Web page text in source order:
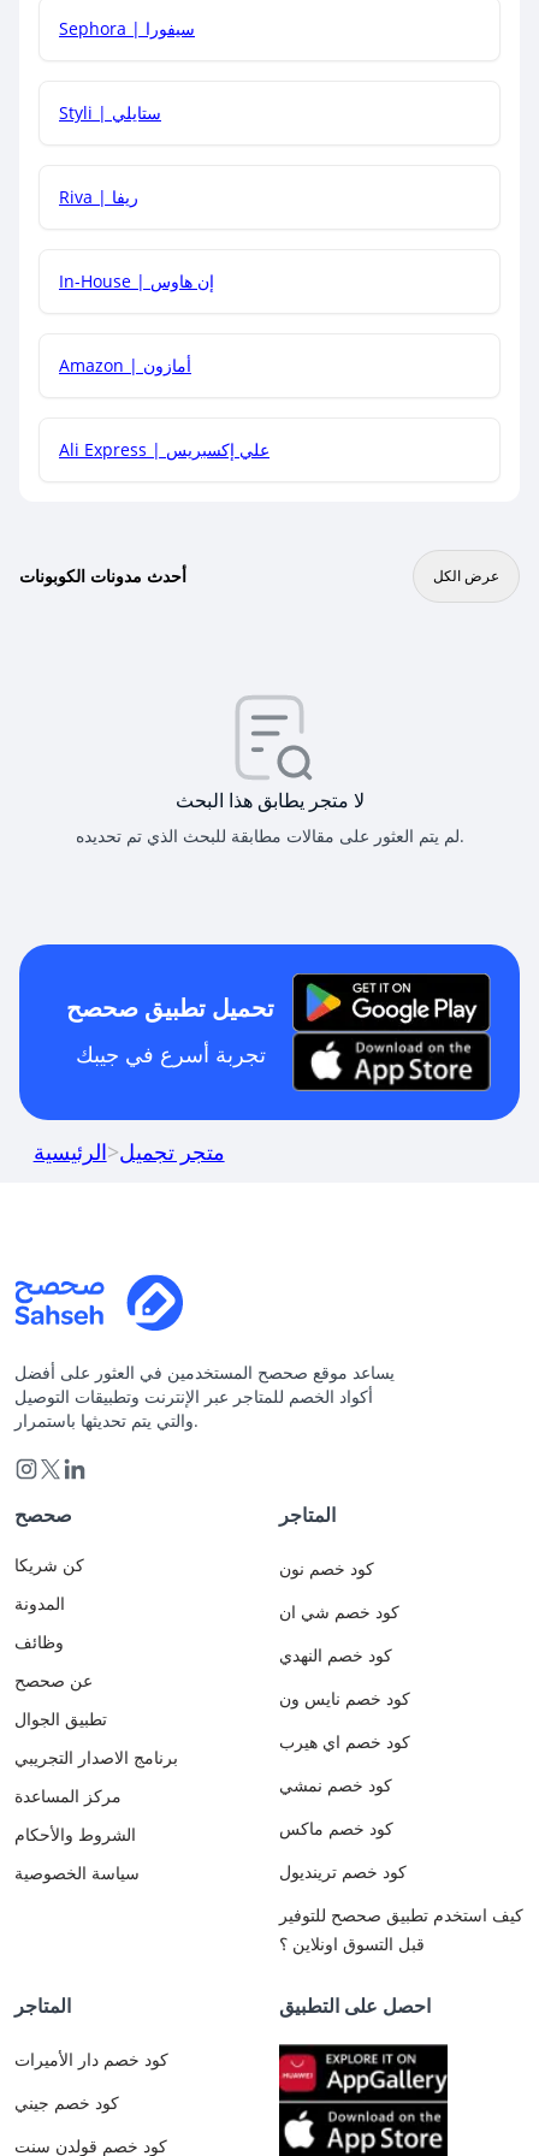
هل يمكنني جمع كود خصم مع العروض الأخرى؟
Sephora | سيفورا
Styli | ستايلي
Riva | ريفا
In-House | إن هاوس
Amazon | أمازون
Ali Express | علي إكسبريس
أحدث مدونات الكوبونات عرض الكل
لا متجر يطابق هذا البحث
لم يتم العثور على مقالات مطابقة للبحث الذي تم تحديده.
تحميل تطبيق صحصح
تجربة أسرع في جيبك
الرئيسية>متجر تجميل
يساعد موقع صحصح المستخدمين في العثور على أفضل
أكواد الخصم للمتاجر عبر الإنترنت وتطبيقات التوصيل
والتي يتم تحديثها باستمرار.
صحصح
كن شريكا
المدونة
وظائف
عن صحصح
تطبيق الجوال
برنامج الاصدار التجريبي
مركز المساعدة
الشروط والأحكام
سياسة الخصوصية
المتاجر
كود خصم نون
كود خصم شي ان
كود خصم النهدي
كود خصم نايس ون
كود خصم اي هيرب
كود خصم نمشي
كود خصم ماكس
كود خصم ترينديول
كيف استخدم تطبيق صحصح للتوفير
قبل التسوق اونلاين ؟
المتاجر
كود خصم دار الأميرات
كود خصم جيني
كود خصم قولدن سنت
احصل على التطبيق